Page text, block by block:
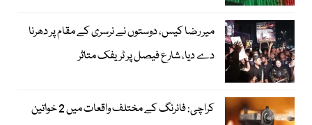
میر رضا کیس، دوستوں نے نرسری کے مقام پر دھرنا
دے دیا، شارع فیصل پر ٹریفک متاثر
کراچی: فائرنگ کے مختلف واقعات میں 2 خواتین